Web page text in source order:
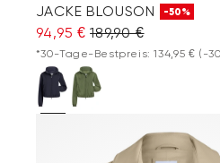
JACKE BLOUSON -50%
94,95 € 189,90 €
*30-Tage-Bestpreis: 134,95 € (-